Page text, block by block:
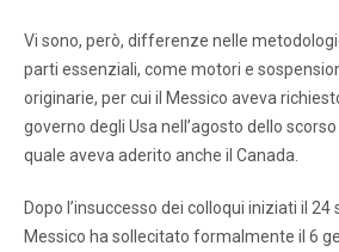
Vi sono, però, differenze nelle
parti essenziali, come motori e
originarie, per cui il Messico aveva
governo degli Usa nell’agosto dello
quale aveva aderito anche il Canada.
Dopo l’insuccesso dei colloqui iniziati il ​​24
Messico ha sollecitato formalmente il 6